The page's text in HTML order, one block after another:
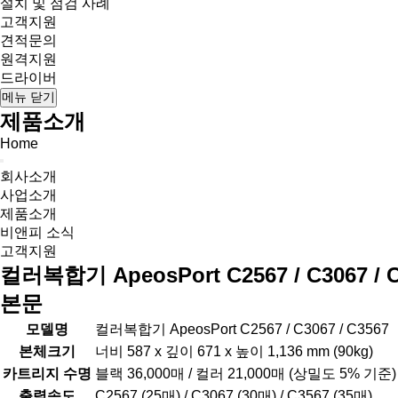
설치 및 점검 사례
고객지원
견적문의
원격지원
드라이버
메뉴 닫기
제품소개
Home
회사소개
사업소개
제품소개
비앤피 소식
고객지원
컬러복합기 ApeosPort C2567 / C3067 /
본문
모델명
컬러복합기 ApeosPort C2567 / C3067 / C3567
본체크기
너비 587 x 깊이 671 x 높이 1,136 mm (90kg)
카트리지 수명 블랙 36,000매 / 컬러 21,000매 (상밀도 5% 기준)